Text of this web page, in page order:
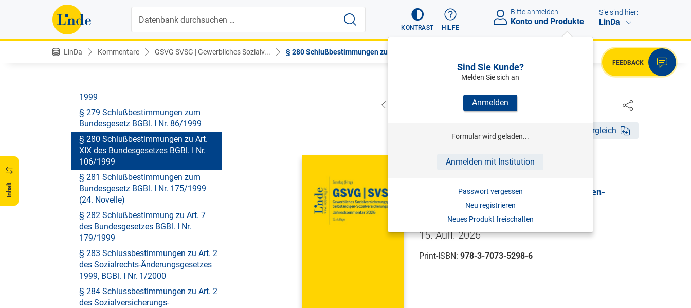
KONTRAST HILFE
Bitte anmelden
Konto und Produkte
Sind Sie Kunde?
Melden Sie sich an
Anmelden
Formular wird geladen...
Anmelden mit Institution
Passwort vergessen
Neu registrieren
Neues Produkt freischalten
Sie sind hier:
LinDa
LinDa Kommentare GSVG SVSG | Gewerbliches Sozialv... § 280 Schlußbestimmungen zu Art....
FEEDBACK
Inhalt
§ 276 Schlußbestimmungen zum
Bundesgesetz BGBl. I Nr. 139/1998
(23. Novelle)
§ 277 Zusätzliche Ausgleichszulage
1999
§ 279 Schlußbestimmungen zum
Bundesgesetz BGBl. I Nr. 86/1999
§ 280 Schlußbestimmungen zu Art.
XIX des Bundesgesetzes BGBl. I Nr.
106/1999
§ 281 Schlußbestimmungen zum
Bundesgesetz BGBl. I Nr. 175/1999
(24. Novelle)
§ 282 Schlußbestimmung zu Art. 7
des Bundesgesetzes BGBl. I Nr.
179/1999
§ 283 Schlussbestimmungen zu Art. 2
des Sozialrechts-Änderungsgesetzes
1999, BGBl. I Nr. 1/2000
§ 284 Schlussbestimmungen zu Art. 2
des Sozialversicherungs-
NÄCHSTER
Fassungsvergleich
SONNTAG (HRSG)
Sozialversicherungsgesetz & Selbständigen-
Sozialversicherungsgesetz
Jahreskommentar
15. Aufl. 2026
Print-ISBN:978-3-7073-5298-6